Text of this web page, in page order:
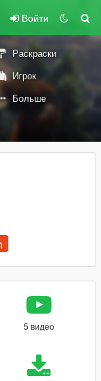
Войти
Раскраски
Игрок
Больше
5 видео